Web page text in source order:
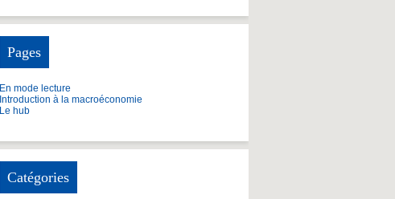
Pages
En mode lecture
Introduction à la macroéconomie
Le hub
Catégories